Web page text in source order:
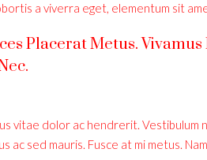
a viverra eget, elementum sit
Placerat Metus.
vitae dolor ac hendrerit. Vestibulum
ac sed mauris. Fusce at mi metus.